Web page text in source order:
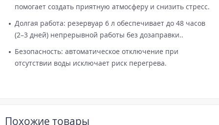
помогает создать приятную атмосферу и снизить стресс.
Долгая работа: резервуар 6 л обеспечивает до 48 часов
(2–3 дней) непрерывной работы без дозаправки..
Безопасность: автоматическое отключение при
отсутствии воды исключает риск перегрева.
Похожие товары